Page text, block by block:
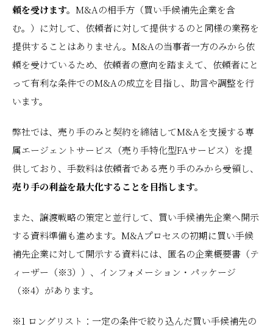
頼を受けます。 M&Aの相手方（買い手候補先企業を含
む。）に対して、依頼者に対して提供するのと同様の業務を
提供することはありません。M&Aの当事者一方のみから依
頼を受けているため、依頼者の意向を踏まえて、依頼者にと
って有利な条件でのM&Aの成立を目指し、助言や調整を行
います。
弊社では、売り手のみと契約を締結してM&Aを支援する専
属エージェントサービス（売り手特化型FAサービス）を提
供しており、手数料は依頼者である売り手のみから受領し、
売り手の利益を最大化することを目指します。
また、譲渡戦略の策定と並行して、買い手候補先企業へ開示
する資料準備も進めます。M&Aプロセスの初期に買い手候
補先企業に対して開示する資料には、匿名の企業概要書（テ
ィーザー（※3））、インフォメーション・パッケージ
（※4）があります。
※1 ロングリスト：一定の条件で絞り込んだ買い手候補先の